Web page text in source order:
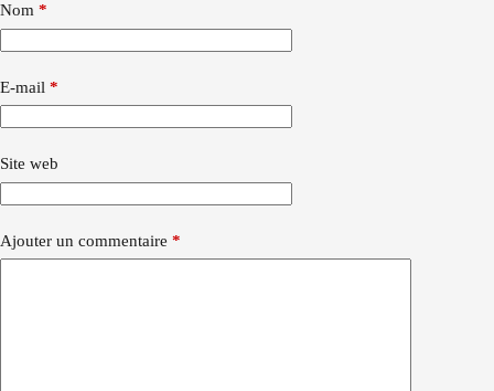
Nom *
E-mail *
Site web
Ajouter un commentaire *